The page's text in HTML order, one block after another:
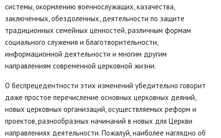
системы, окормлению военнослужащих, казачества,
заключенных, обездоленных, деятельности по защите
традиционных семейных ценностей, различным формам
социального служения и благотворительности,
информационной деятельности и многим другим
направлениям современной церковной жизни.
О беспрецедентности этих изменений убедительно говорит
даже простое перечисление основных церковных деяний,
новых церковных организаций, осуществляемых реформ и
проектов, разнообразных начинаний в новых для Церкви
направлениях деятельности. Пожалуй, наиболее наглядно об